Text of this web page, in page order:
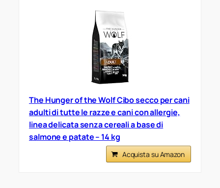
The Hunger of the Wolf Cibo secco per cani
adulti di tutte le razze e cani con allergie,
linea delicata senza cereali a base di
salmone e patate – 14 kg
Acquista su Amazon